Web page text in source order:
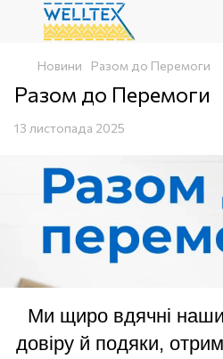
Новини Разом до Перемоги
Разом до Перемоги
13 листопада 2025
Ми щиро вдячні
довіру й подяки,